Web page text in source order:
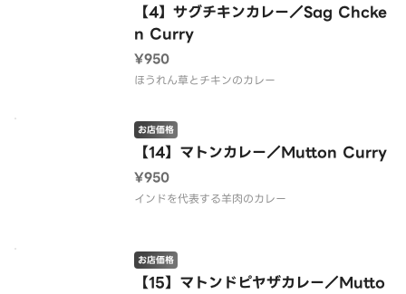
【4】サグチキンカレー／Sag Chcke
n Curry
¥950
ほうれん草とチキンのカレー
【14】マトンカレー／Mutton Curry
お店価格
¥950
インドを代表する羊肉のカレー
【15】マトンドピヤザカレー／Mutto
お店価格